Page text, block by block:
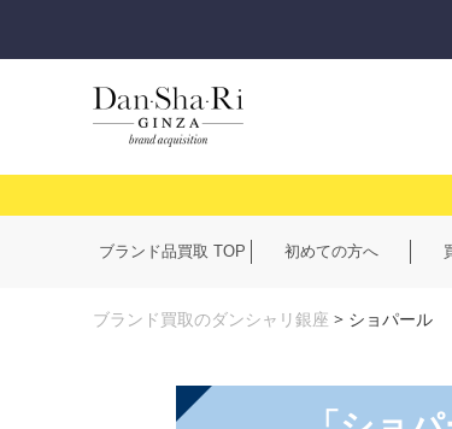
ブランド品買取 TOP 初めての方へ
ブランド買取のダンシャリ銀座 > ショパール